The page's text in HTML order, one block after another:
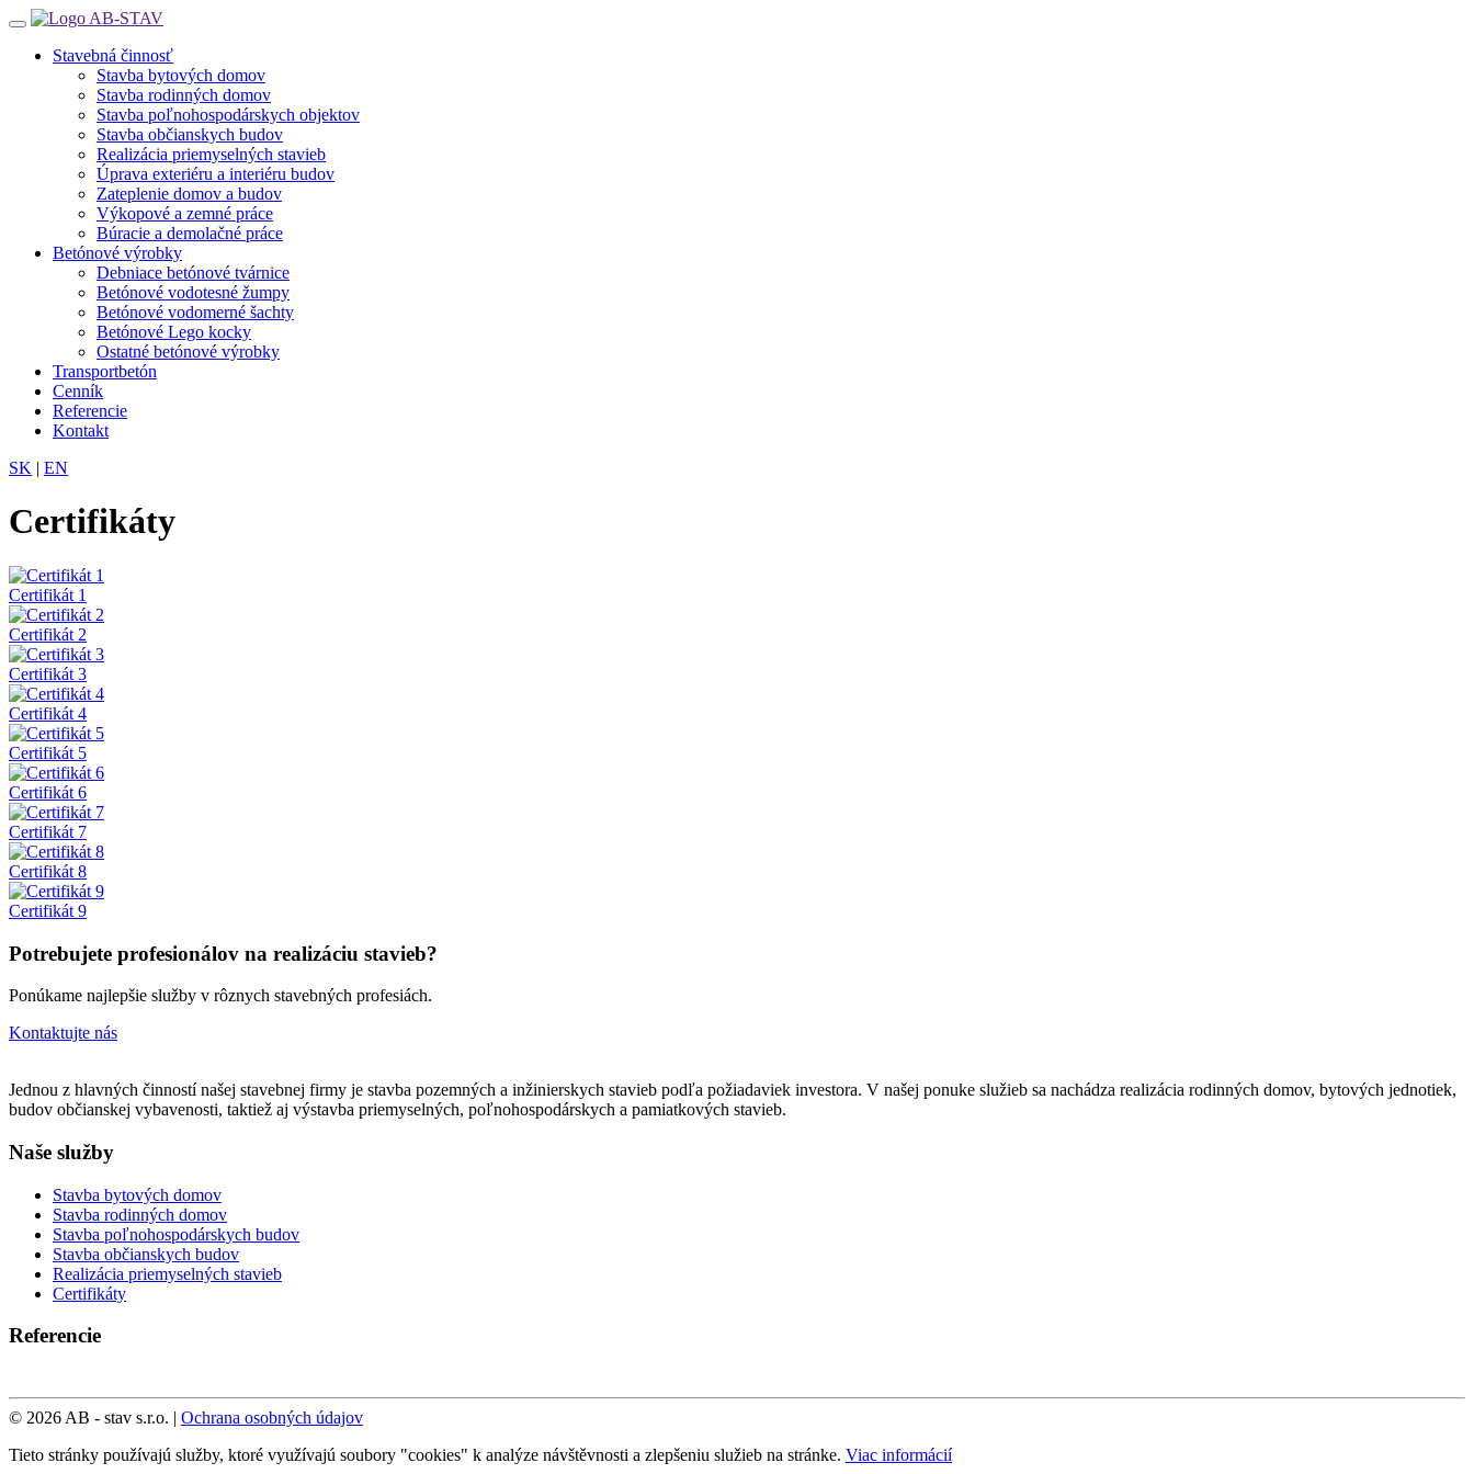
Stavebná činnosť
Stavba bytových domov
Stavba rodinných domov
Stavba poľnohospodárskych objektov
Stavba občianskych budov
Realizácia priemyselných stavieb
Úprava exteriéru a interiéru budov
Zateplenie domov a budov
Výkopové a zemné práce
Búracie a demolačné práce
Betónové výrobky
Debniace betónové tvárnice
Betónové vodotesné žumpy
Betónové vodomerné šachty
Betónové Lego kocky
Ostatné betónové výrobky
Transportbetón
Cenník
Referencie
Kontakt
SK | EN
Certifikáty
Certifikát 1
Certifikát 2
Certifikát 3
Certifikát 4
Certifikát 5
Certifikát 6
Certifikát 7
Certifikát 8
Certifikát 9
Potrebujete profesionálov na realizáciu stavieb?
Ponúkame najlepšie služby v rôznych stavebných profesiách.
Kontaktujte nás
Jednou z hlavných činností našej stavebnej firmy je stavba pozemných a inžinierskych stavieb podľa požiadaviek investora. V našej ponuke služieb sa nachádza realizácia rodinných domov, bytových jednotiek,
budov občianskej vybavenosti, taktiež aj výstavba priemyselných, poľnohospodárskych a pamiatkových stavieb.
Naše služby
Stavba bytových domov
Stavba rodinných domov
Stavba poľnohospodárskych budov
Stavba občianskych budov
Realizácia priemyselných stavieb
Certifikáty
Referencie
© 2026 AB - stav s.r.o. | Ochrana osobných údajov
Tieto stránky používajú služby, ktoré využívajú soubory "cookies" k analýze návštěvnosti a zlepšeniu služieb na stránke. Viac informácií